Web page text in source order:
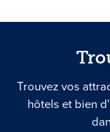
Trouvez vos
hôtels et bien